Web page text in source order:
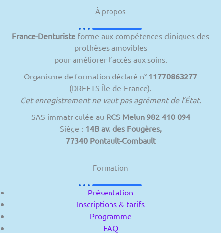
À propos
France-Denturiste forme aux compétences cliniques des
prothèses amovibles
pour améliorer l’accès aux soins.
Organisme de formation déclaré n° 11770863277
(DREETS Île-de-France).
Cet enregistrement ne vaut pas agrément de l’État.
SAS immatriculée au RCS Melun 982 410 094
Siège : 14B av. des Fougères,
77340 Pontault-Combault
Formation
Présentation
Inscriptions & tarifs
Programme
FAQ